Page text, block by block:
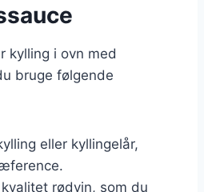
kylling i ovn med
bruge følgende
eller kyllingelår,
rødvin, som du